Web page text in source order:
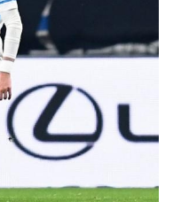
DIM 30 AOÛT
20H45
MARSEILLE